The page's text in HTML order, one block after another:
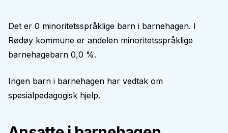
Det er 0 minoritetsspråklige barn i barnehagen. I
Rødøy kommune er andelen minoritetsspråklige
barnehagebarn 0,0 %.
Ingen barn i barnehagen har vedtak om
spesialpedagogisk hjelp.